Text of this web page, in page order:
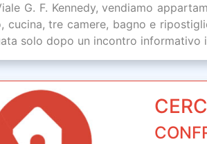
G. F. Kennedy, vendiamo
cucina, tre camere, bagno e
solo dopo un incontro informativo